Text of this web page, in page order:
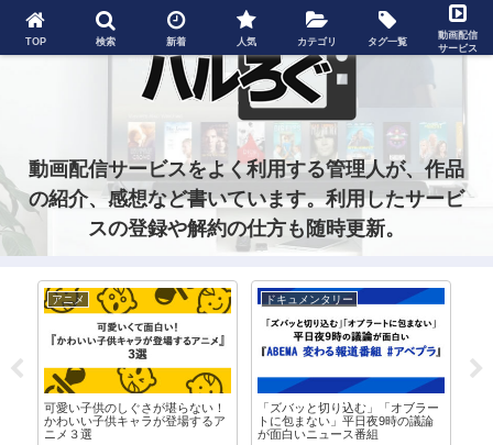
動画配信サービスをよく利用する管理人が、作品
の紹介、感想など書いています。利用したサービ
スの登録や解約の仕方も随時更新。
アニメ
可愛い子供のしぐさが堪らない！
かわいい子供キャラが登場するア
ニメ３選
ドキュメンタリー
「ズバッと切り込む」「オブラー
トに包まない」平日夜9時の議論
が面白いニュース番組
TOP 検索 新着 人気 カテゴリ タグ一覧
動画配信
サービス